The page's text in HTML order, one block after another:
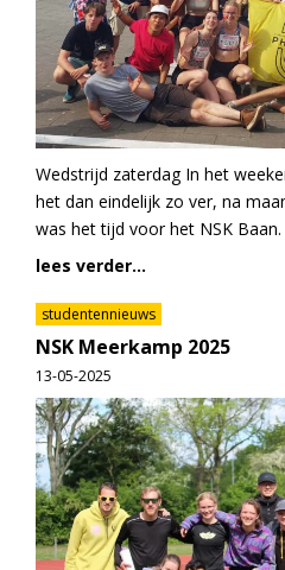
Wedstrijd zaterdag In het
het dan eindelijk zo ver, na
was het tijd voor het NSK
lees verder...
studentennieuws
NSK Meerkamp 2025
13-05-2025